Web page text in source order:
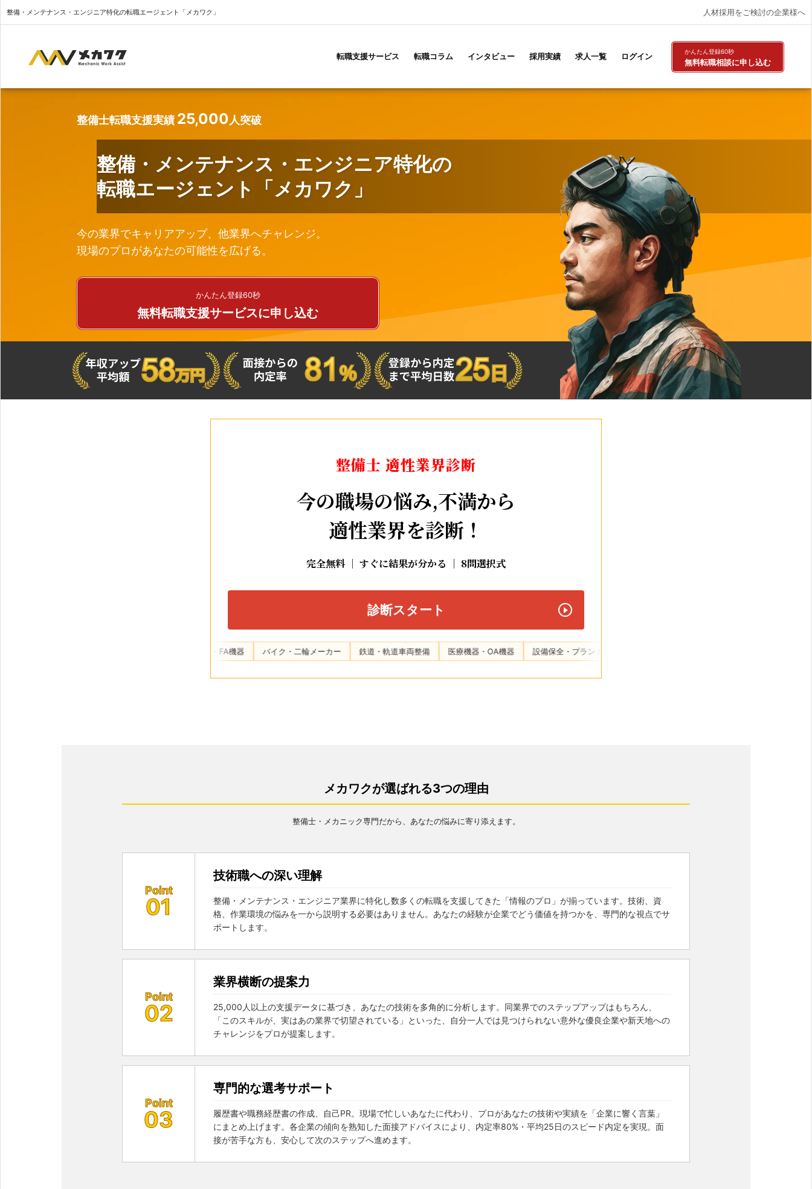
整備・メンテナンス・エンジニア特化の転職エージェント「メカワク」 人材採用をご検討の企業様へ
ン
ビ
ン
転職支援サービス 転職コラム インタビュー 採用実績 求人一覧 ログイン
かんたん登録60秒
無料転職相談に申し込む
整備士転職支援実績 25,000人突破
整備・メンテナンス・エンジニア特化の
転職エージェント「メカワク」
今の業界でキャリアアップ、他業界へチャレンジ。
現場のプロがあなたの可能性を広げる。
かんたん登録60秒
無料転職支援サービスに申し込む
整備士 適性業界診断
今の職場の悩み,不満から
適性業界を診断 ！
完全無料 ｜ すぐに結果が分かる ｜ 8問選択式
診断スタート
バイク・二輪メーカー 鉄道・軌道車両整備 医療機器・OA機器 設備保全・プラント 航空機・航空機器整備
メカワクが選ばれる3つの理由
整備士・メカニック専門だから、 あなたの悩みに寄り添えます。
Point
01
技術職への深い理解
整備・メンテナンス・エンジニア業界に特化し数多くの転職を支援してきた「情報のプロ」が揃っています。技術、資
格、作業環境の悩みを一から説明する必要はありません。あなたの経験が企業でどう価値を持つかを、専門的な視点でサ
ポートします。
Point
02
業界横断の提案力
25,000人以上の支援データに基づき、あなたの技術を多角的に分析します。同業界でのステップアップはもちろん、
「このスキルが、実はあの業界で切望されている」といった、自分一人では見つけられない意外な優良企業や新天地への
チャレンジをプロが提案します。
Point
03
専門的な選考サポート
履歴書や職務経歴書の作成、自己PR。現場で忙しいあなたに代わり、プロがあなたの技術や実績を「企業に響く言葉」
にまとめ上げます。各企業の傾向を熟知した面接アドバイスにより、内定率80%・平均25日のスピード内定を実現。面
接が苦手な方も、安心して次のステップへ進めます。